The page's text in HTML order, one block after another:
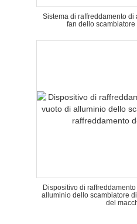
Sistema di raffreddamento
fan dello
Dispositivo di
alluminio dello scambiatore
del